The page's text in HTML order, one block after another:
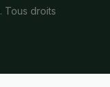
. Tous droits